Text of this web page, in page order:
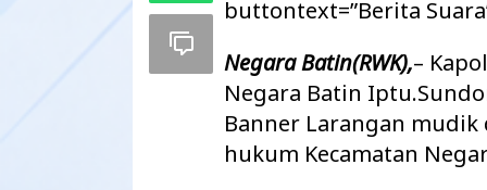
buttontext=”Berita
Negara Batin(RWK),–
Negara Batin
Banner Larangan
hukum Kecamatan